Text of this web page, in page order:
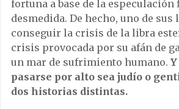
fortuna a base de la
desmedida. De hecho, uno de sus
conseguir la crisis de la libra
crisis provocada por su afán de
un mar de sufrimiento humano.
pasarse por alto sea judío o
dos historias distintas.